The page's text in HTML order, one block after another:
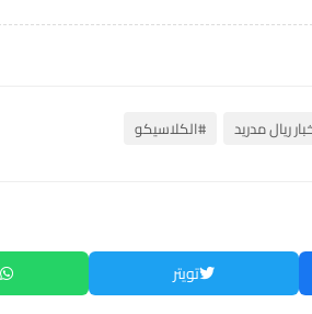
ريال مدريد #الكلاسيكو
تويتر